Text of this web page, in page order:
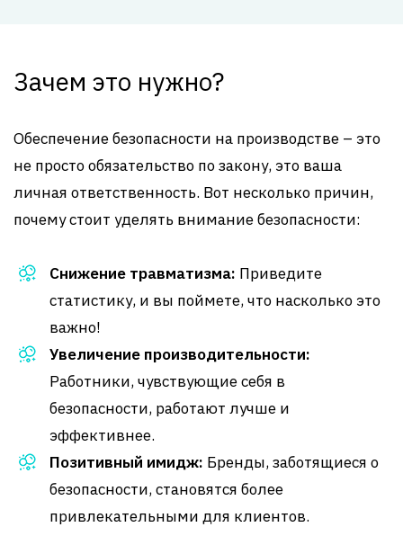
Зачем это нужно?
Обеспечение безопасности на производстве – это
не просто обязательство по закону, это ваша
личная ответственность. Вот несколько причин,
почему стоит уделять внимание безопасности:
Снижение травматизма: Приведите
статистику, и вы поймете, что насколько это
важно!
Увеличение производительности:
Работники, чувствующие себя в
безопасности, работают лучше и
эффективнее.
Позитивный имидж: Бренды, заботящиеся о
безопасности, становятся более
привлекательными для клиентов.